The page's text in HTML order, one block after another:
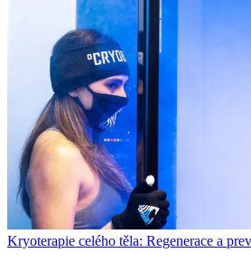
Kryoterapie celého těla: Regenerace a